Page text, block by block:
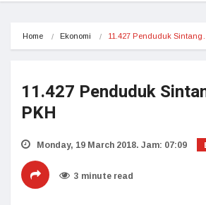
Home Ekonomi 11.427 Penduduk Sintang…
11.427 Penduduk
PKH
Monday, 19 March 2018. Jam: 07:09
3 minute read